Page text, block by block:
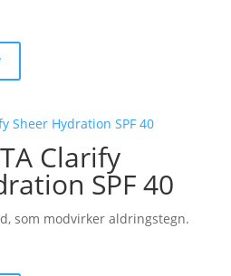
kr..
Clarify
SPF 40
som modvirker aldringstegn.